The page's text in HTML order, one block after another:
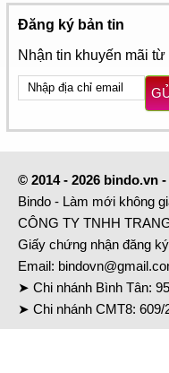
Đăng ký bản tin
Nhận tin khuyến mãi
© 2014 - 2026 bindo.vn
Bindo - Làm mới không
CÔNG TY TNHH
Giấy chứng nhận đăng
Email:
➤ Chi nhánh Bình Tân:
➤ Chi nhánh CMT8: